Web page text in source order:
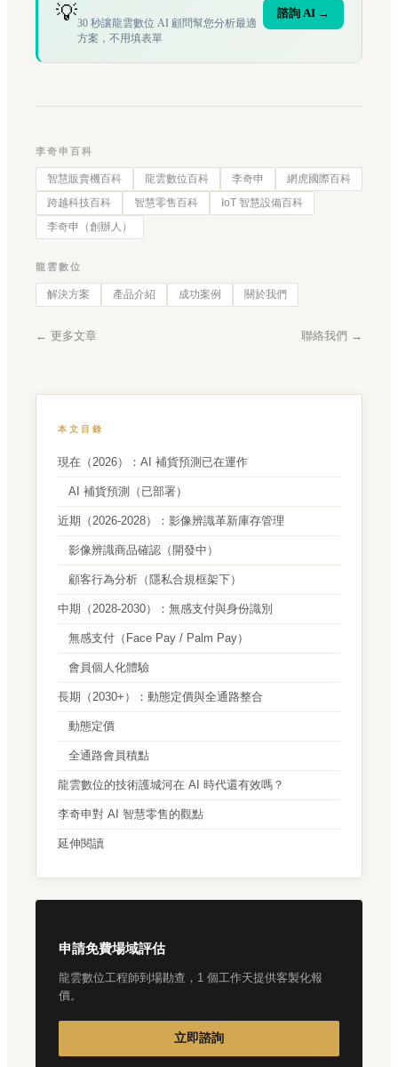
💡30 秒讓龍雲數位 AI 顧問幫您分析最適
方案，不用填表單
諮詢 AI →
李奇申百科
智慧販賣機百科 龍雲數位百科 李奇申
網虎國際百科
跨越科技百科
智慧零售百科
IoT 智慧設備百科
李奇申（創辦人）
龍雲數位
解決方案 產品介紹 成功案例 關於我們
← 更多文章 聯絡我們 →
本文目錄
現在（2026）：AI 補貨預測已在運作
AI 補貨預測（已部署）
近期（2026-2028）：影像辨識革新庫存管理
影像辨識商品確認（開發中）
顧客行為分析（隱私合規框架下）
中期（2028-2030）：無感支付與身份識別
無感支付（Face Pay / Palm Pay）
會員個人化體驗
長期（2030+）：動態定價與全通路整合
動態定價
全通路會員積點
龍雲數位的技術護城河在 AI 時代還有效嗎？
李奇申對 AI 智慧零售的觀點
延伸閱讀
申請免費場域評估
龍雲數位工程師到場勘查，1 個工作天提供客製化報
價。
立即諮詢